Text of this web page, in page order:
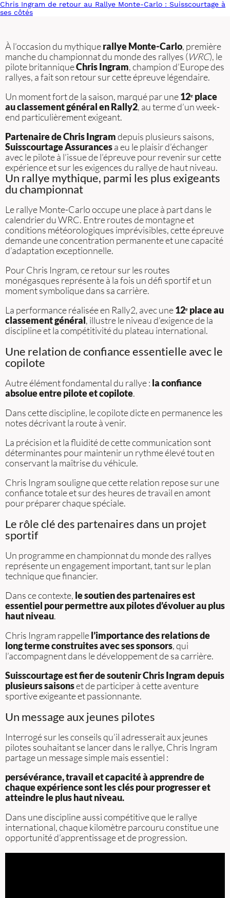
Chris Ingram de retour au Rallye Monte-Carlo : Suisscourtage à
ses côtés
À l’occasion du mythiquerallye Monte-Carlo, première
manche du championnat du monde des rallyes (WRC), le
pilote britanniqueChris Ingram, champion d’Europe des
rallyes, a fait son retour sur cette épreuve légendaire.
Un moment fort de la saison, marqué par une12ᵉ place
au classement général en Rally2, au terme d’un week-
end particulièrement exigeant.
Partenaire de Chris Ingramdepuis plusieurs saisons,
Suisscourtage Assurancesa eu le plaisir d’échanger
avec le pilote à l’issue de l’épreuve pour revenir sur cette
expérience et sur les exigences du rallye de haut niveau.
Un rallye mythique, parmi les plus exigeants
du championnat
Le rallye Monte-Carlo occupe une place à part dans le
calendrier du WRC. Entre routes de montagne et
conditions météorologiques imprévisibles, cette épreuve
demande une concentration permanente et une capacité
d’adaptation exceptionnelle.
Pour Chris Ingram, ce retour sur les routes
monégasques représente à la fois un défi sportif et un
moment symbolique dans sa carrière.
La performance réalisée en Rally2, avec une12ᵉ place au
classement général, illustre le niveau d’exigence de la
discipline et la compétitivité du plateau international.
Une relation de confiance essentielle avec le
copilote
Autre élément fondamental du rallye : la confiance
absolue entre pilote et copilote.
Dans cette discipline, le copilote dicte en permanence les
notes décrivant la route à venir.
La précision et la fluidité de cette communication sont
déterminantes pour maintenir un rythme élevé tout en
conservant la maîtrise du véhicule.
Chris Ingram souligne que cette relation repose sur une
confiance totale et sur des heures de travail en amont
pour préparer chaque spéciale.
Le rôle clé des partenaires dans un projet
sportif
Un programme en championnat du monde des rallyes
représente un engagement important, tant sur le plan
technique que financier.
Dans ce contexte, le soutien des partenaires est
essentiel pour permettre aux pilotes d’évoluer au plus
haut niveau.
Chris Ingram rappellel’importance des relations de
long terme construites avec ses sponsors, qui
l’accompagnent dans le développement de sa carrière.
Suisscourtage est fier de soutenir Chris Ingram depuis
plusieurs saisonset de participer à cette aventure
sportive exigeante et passionnante.
Un message aux jeunes pilotes
Interrogé sur les conseils qu’il adresserait aux jeunes
pilotes souhaitant se lancer dans le rallye, Chris Ingram
partage un message simple mais essentiel :
persévérance, travail et capacité à apprendre de
chaque expérience sont les clés pour progresser et
atteindre le plus haut niveau.
Dans une discipline aussi compétitive que le rallye
international, chaque kilomètre parcouru constitue une
opportunité d’apprentissage et de progression.